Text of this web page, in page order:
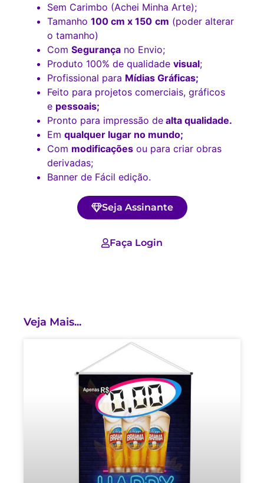
Sem Carimbo (Achei Minha Arte);
Tamanho 100 cm x 150 cm (poder alterar
o tamanho)
Com Segurança no Envio;
Produto 100% de qualidade visual;
Profissional para Mídias Gráficas;
Feito para projetos comerciais, gráficos
e pessoais;
Pronto para impressão de alta qualidade.
Em qualquer lugar no mundo;
Com modificações ou para criar obras
derivadas;
Banner de Fácil edição.
Seja Assinante
Faça Login
Veja Mais...